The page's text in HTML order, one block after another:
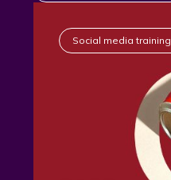
Social media training